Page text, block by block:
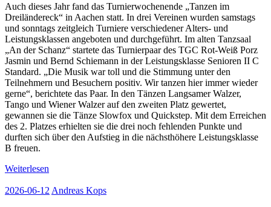
Auch dieses Jahr fand das Turnierwochenende „Tanzen im
Dreiländereck“ in Aachen statt. In drei Vereinen wurden samstags
und sonntags zeitgleich Turniere verschiedener Alters- und
Leistungsklassen angeboten und durchgeführt. Im alten Tanzsaal
„An der Schanz“ startete das Turnierpaar des TGC Rot-Weiß Porz
Jasmin und Bernd Schiemann in der Leistungsklasse Senioren II C
Standard. „Die Musik war toll und die Stimmung unter den
Teilnehmern und Besuchern positiv. Wir tanzen hier immer wieder
gerne“, berichtete das Paar. In den Tänzen Langsamer Walzer,
Tango und Wiener Walzer auf den zweiten Platz gewertet,
gewannen sie die Tänze Slowfox und Quickstep. Mit dem Erreichen
des 2. Platzes erhielten sie die drei noch fehlenden Punkte und
durften sich über den Aufstieg in die nächsthöhere Leistungsklasse
B freuen.
Weiterlesen
2026-06-12 Andreas Kops